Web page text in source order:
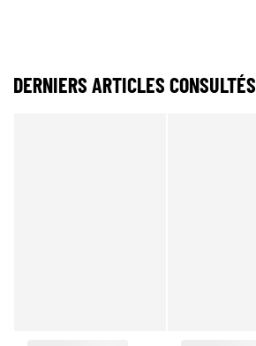
DERNIERS ARTICLES CONSULTÉS